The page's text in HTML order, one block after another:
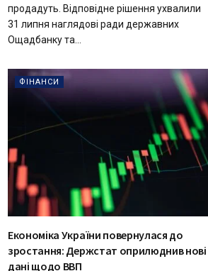
продадуть. Відповідне рішення ухвалили
31 липня наглядові ради державних
Ощадбанку та...
ФІНАНСИ
Економіка України повернулася до
зростання: Держстат оприлюднив нові
дані щодо ВВП